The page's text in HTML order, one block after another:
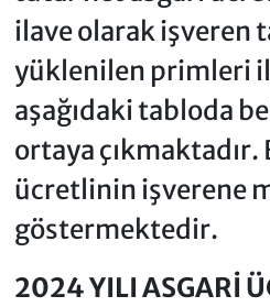
ilave olarak işveren
yüklenilen primleri
aşağıdaki tabloda
ortaya çıkmaktadır.
ücretlinin işverene
göstermektedir.
2024 YILI ASGARİ